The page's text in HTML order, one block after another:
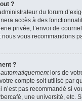
?
du forum
accès à des
privée, l’envoi de
vous recommandons
?
lors de
compte soit utilisé par
pas recommandé si
une université, etc.